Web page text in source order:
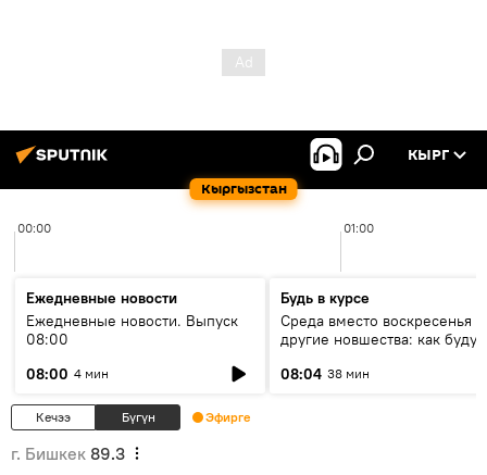
Кыргызстан
КЫРГ
00:00 01:00
Ежедневные новости
Ежедневные новости. Выпуск
08:00
08:00 4 мин
Будь в курсе
Среда вместо воскресенья и
другие новшества: как будут
08:04 38 мин
Кечээ Бүгүн Эфирге
г. Бишкек 89.3